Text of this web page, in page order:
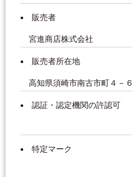
販売者
宮進商店株式会社
販売者所在地
高知県須崎市南古市町４－６
認証・認定機関の許認可
特定マーク